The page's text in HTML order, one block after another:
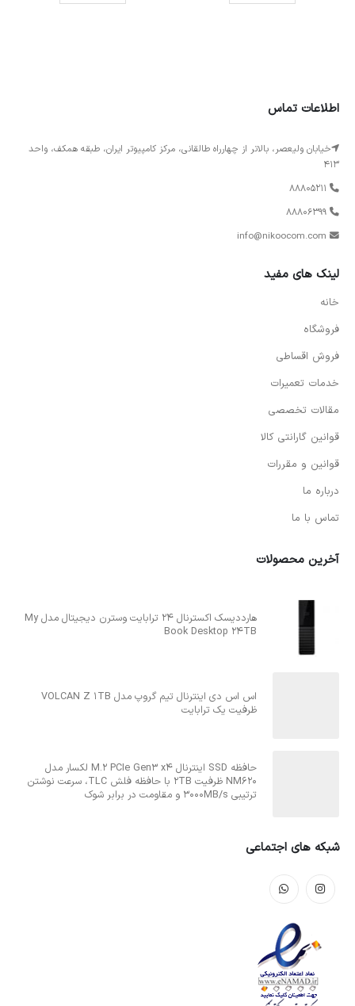
اطلاعات تماس
خیابان ولیعصر، بالاتر از چهارراه طالقانی، مرکز کامپیوتر ایران، طبقه همکف، واحد
413
88805211
88806399
info@nikoocom.com
لینک های مفید
خانه
فروشگاه
فروش اقساطی
خدمات تعمیرات
مقالات تخصصی
قوانین گارانتی کالا
قوانین و مقررات
درباره ما
تماس با ما
آخرین محصولات
هارددیسک اکسترنال 24 ترابایت وسترن دیجیتال مدل My
Book Desktop 24TB
اس اس دی اینترنال تیم گروپ مدل VOLCAN Z 1TB
ظرفیت یک ترابایت
حافظه SSD اینترنال M.2 PCIe Gen3 x4 لکسار مدل
NM620 ظرفیت 2TB با حافظه فلش TLC، سرعت نوشتن
ترتیبی 3000MB/s و مقاومت در برابر شوک
شبکه های اجتماعی